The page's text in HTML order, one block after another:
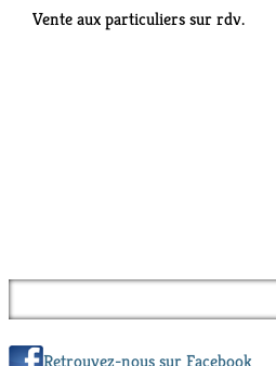
Vente aux particuliers sur rdv.
Retrouvez-nous sur Facebook